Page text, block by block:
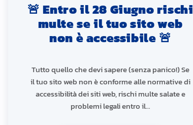
🚨 Entro il 28 Giugno rischi
multe se il tuo sito web
non è accessibile 🚨
Tutto quello che devi sapere (senza panico!) Se
il tuo sito web non è conforme alle normative di
accessibilità dei siti web, rischi multe salate e
problemi legali entro il…